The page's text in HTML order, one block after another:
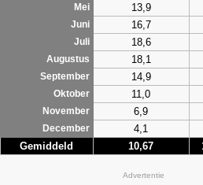
Mei 13,9
Juni 16,7
Juli 18,6
Augustus 18,1
September 14,9
Oktober 11,0
November 6,9
December 4,1
Gemiddeld 10,67
Advertentie